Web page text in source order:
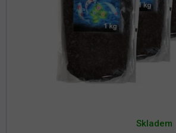
hodnoceníSkladem